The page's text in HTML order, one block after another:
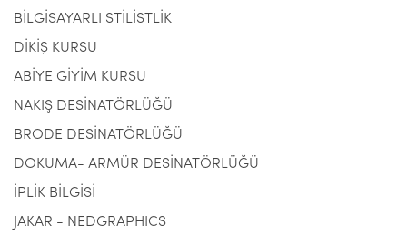
BİLGİSAYARLI STİLİSTLİK
DİKİŞ KURSU
ABİYE GİYİM KURSU
NAKIŞ DESİNATÖRLÜĞÜ
BRODE DESİNATÖRLÜĞÜ
DOKUMA- ARMÜR DESİNATÖRLÜĞÜ
İPLİK BİLGİSİ
JAKAR - NEDGRAPHICS